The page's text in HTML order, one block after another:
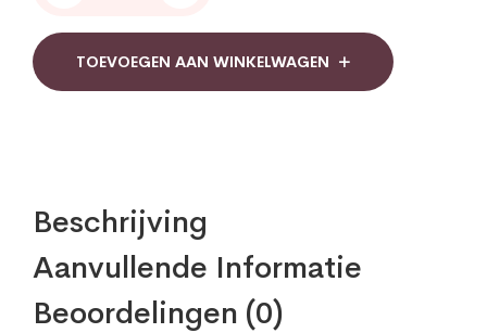
500
mg
quantity
TOEVOEGEN AAN WINKELWAGEN
Beschrijving
Aanvullende Informatie
Beoordelingen (0)